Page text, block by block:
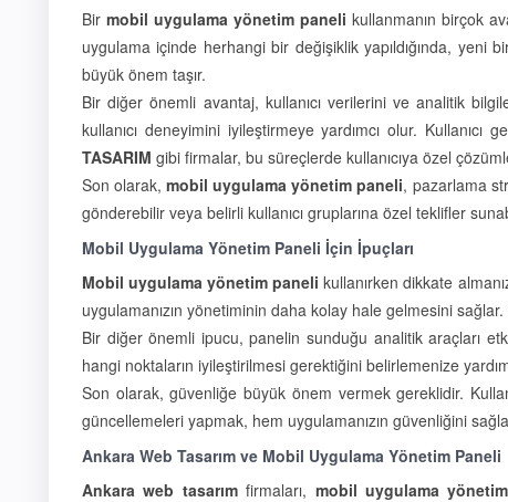
Birmobil uygulama yönetim paneli kullanmanın birçok
uygulama içinde herhangi bir değişiklik yapıldığında, yeni
büyük önem taşır.
Bir diğer önemli avantaj, kullanıcı verilerini ve analitik
kullanıcı deneyimini iyileştirmeye yardımcı olur.
TASARIM gibi firmalar, bu süreçlerde kullanıcıya özel
Son olarak,mobil uygulama yönetim paneli, pazarlama
gönderebilir veya belirli kullanıcı gruplarına özel teklifler
Mobil Uygulama Yönetim Paneli İçin İpuçları
Mobil uygulama yönetim paneli kullanırken dikkate
uygulamanızın yönetiminin daha kolay hale gelmesini sağlar.
Bir diğer önemli ipucu, panelin sunduğu analitik araçları
hangi noktaların iyileştirilmesi gerektiğini belirlemenize
Son olarak, güvenliğe büyük önem vermek gereklidir.
güncellemeleri yapmak, hem uygulamanızın güvenliğini
Ankara Web Tasarım ve Mobil Uygulama Yönetim Paneli
Ankara web tasarımfirmaları, mobil uygulama